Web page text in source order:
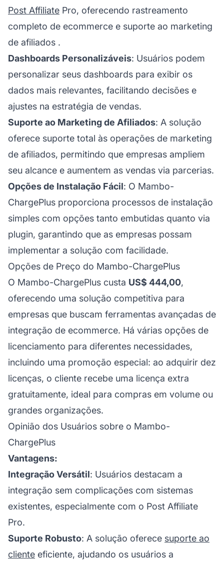
Post Affiliate Pro, oferecendo rastreamento
completo de ecommerce e suporte ao marketing
de afiliados .
Dashboards Personalizáveis: Usuários podem
personalizar seus dashboards para exibir os
dados mais relevantes, facilitando decisões e
ajustes na estratégia de vendas.
Suporte ao Marketing de Afiliados: A solução
oferece suporte total às operações de marketing
de afiliados, permitindo que empresas ampliem
seu alcance e aumentem as vendas via parcerias.
Opções de Instalação Fácil: O Mambo-
ChargePlus proporciona processos de instalação
simples com opções tanto embutidas quanto via
plugin, garantindo que as empresas possam
implementar a solução com facilidade.
Opções de Preço do Mambo-ChargePlus
O Mambo-ChargePlus custa US$ 444,00,
oferecendo uma solução competitiva para
empresas que buscam ferramentas avançadas de
integração de ecommerce. Há várias opções de
licenciamento para diferentes necessidades,
incluindo uma promoção especial: ao adquirir dez
licenças, o cliente recebe uma licença extra
gratuitamente, ideal para compras em volume ou
grandes organizações.
Opinião dos Usuários sobre o Mambo-
ChargePlus
Vantagens:
Integração Versátil: Usuários destacam a
integração sem complicações com sistemas
existentes, especialmente com o Post Affiliate
Pro.
Suporte Robusto: A solução oferece suporte ao
cliente eficiente, ajudando os usuários a